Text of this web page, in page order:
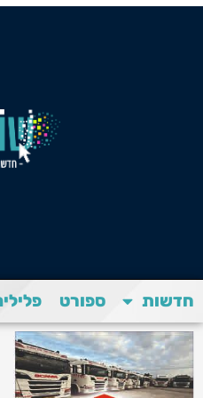
חדשות ספורט